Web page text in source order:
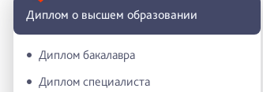
Диплом о высшем образовании
Диплом бакалавра
Диплом специалиста